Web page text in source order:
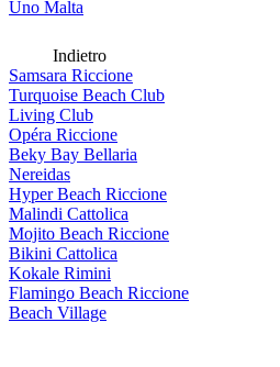
Uno Malta
Indietro
Samsara Riccione
Turquoise Beach Club
Living Club
Opéra Riccione
Beky Bay Bellaria
Nereidas
Hyper Beach Riccione
Malindi Cattolica
Mojito Beach Riccione
Bikini Cattolica
Kokale Rimini
Flamingo Beach Riccione
Beach Village